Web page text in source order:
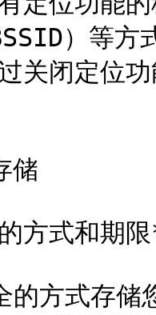
）等方
储
方式和期
方式存储